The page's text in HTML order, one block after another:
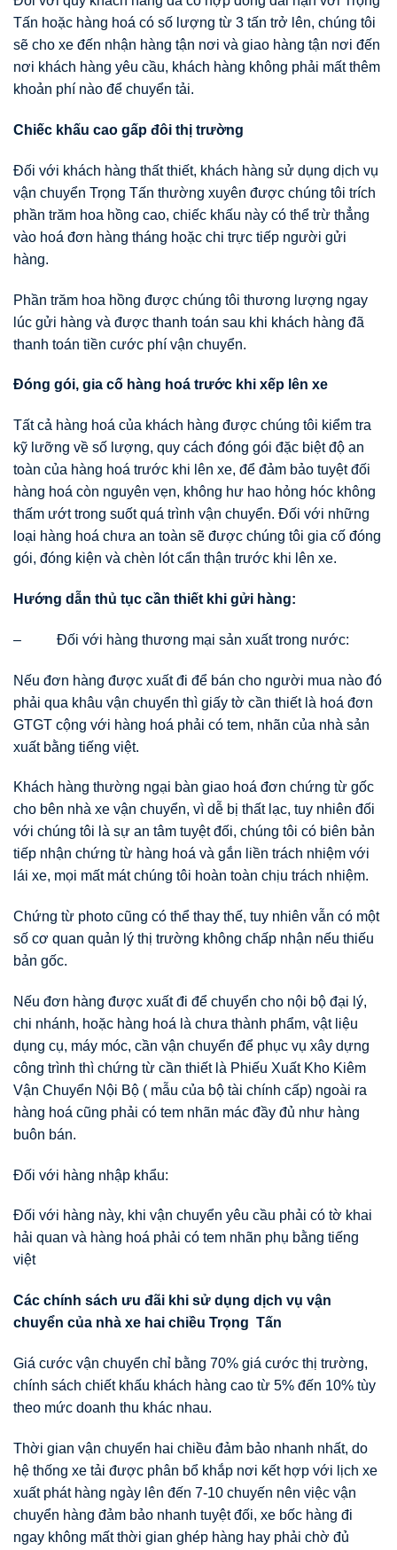
Tấn hoặc hàng hoá có số lượng từ 3 tấn trở lên, chúng tôi
sẽ cho xe đến nhận hàng tận nơi và giao hàng tận nơi đến
nơi khách hàng yêu cầu, khách hàng không phải mất thêm
khoản phí nào để chuyển tải.
Chiếc khấu cao gấp đôi thị trường
Đối với khách hàng thất thiết, khách hàng sử dụng dịch vụ
vận chuyển Trọng Tấn thường xuyên được chúng tôi trích
phần trăm hoa hồng cao, chiếc khấu này có thể trừ thẳng
vào hoá đơn hàng tháng hoặc chi trực tiếp người gửi
hàng.
Phần trăm hoa hồng được chúng tôi thương lượng ngay
lúc gửi hàng và được thanh toán sau khi khách hàng đã
thanh toán tiền cước phí vận chuyển.
Đóng gói, gia cố hàng hoá trước khi xếp lên xe
Tất cả hàng hoá của khách hàng được chúng tôi kiểm tra
kỹ lưỡng về số lượng, quy cách đóng gói đặc biệt độ an
toàn của hàng hoá trước khi lên xe, để đảm bảo tuyệt đối
hàng hoá còn nguyên vẹn, không hư hao hỏng hóc không
thấm ướt trong suốt quá trình vận chuyển. Đối với những
loại hàng hoá chưa an toàn sẽ được chúng tôi gia cố đóng
gói, đóng kiện và chèn lót cẩn thận trước khi lên xe.
Hướng dẫn thủ tục cần thiết khi gửi hàng:
– Đối với hàng thương mại sản xuất trong nước:
Nếu đơn hàng được xuất đi để bán cho người mua nào đó
phải qua khâu vận chuyển thì giấy tờ cần thiết là hoá đơn
GTGT cộng với hàng hoá phải có tem, nhãn của nhà sản
xuất bằng tiếng việt.
Khách hàng thường ngại bàn giao hoá đơn chứng từ gốc
cho bên nhà xe vận chuyển, vì dễ bị thất lạc, tuy nhiên đối
với chúng tôi là sự an tâm tuyệt đối, chúng tôi có biên bản
tiếp nhận chứng từ hàng hoá và gắn liền trách nhiệm với
lái xe, mọi mất mát chúng tôi hoàn toàn chịu trách nhiệm.
Chứng từ photo cũng có thể thay thế, tuy nhiên vẫn có một
số cơ quan quản lý thị trường không chấp nhận nếu thiếu
bản gốc.
Nếu đơn hàng được xuất đi để chuyển cho nội bộ đại lý,
chi nhánh, hoặc hàng hoá là chưa thành phẩm, vật liệu
dụng cụ, máy móc, cần vận chuyển để phục vụ xây dựng
công trình thì chứng từ cần thiết là Phiếu Xuất Kho Kiêm
Vận Chuyển Nội Bộ ( mẫu của bộ tài chính cấp) ngoài ra
hàng hoá cũng phải có tem nhãn mác đầy đủ như hàng
buôn bán.
Đối với hàng nhập khẩu:
Đối với hàng này, khi vận chuyển yêu cầu phải có tờ khai
hải quan và hàng hoá phải có tem nhãn phụ bằng tiếng
việt
Các chính sách ưu đãi khi sử dụng dịch vụ vận
chuyển của nhà xe hai chiều Trọng Tấn
Giá cước vận chuyển chỉ bằng 70% giá cước thị trường,
chính sách chiết khấu khách hàng cao từ 5% đến 10% tùy
theo mức doanh thu khác nhau.
Thời gian vận chuyển hai chiều đảm bảo nhanh nhất, do
hệ thống xe tải được phân bổ khắp nơi kết hợp với lịch xe
xuất phát hàng ngày lên đến 7-10 chuyến nên việc vận
chuyển hàng đảm bảo nhanh tuyệt đối, xe bốc hàng đi
ngay không mất thời gian ghép hàng hay phải chờ đủ